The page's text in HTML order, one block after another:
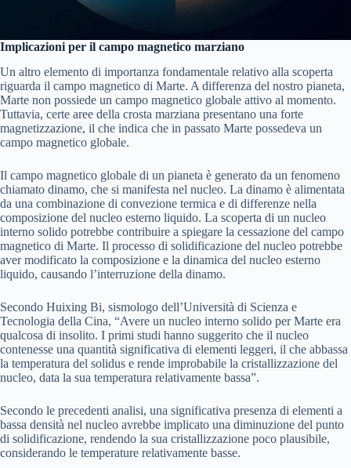
Implicazioni per il campo magnetico marziano
Un altro elemento di importanza fondamentale relativo alla scoperta
riguarda il campo magnetico di Marte. A differenza del nostro pianeta,
Marte non possiede un campo magnetico globale attivo al momento.
Tuttavia, certe aree della crosta marziana presentano una forte
magnetizzazione, il che indica che in passato Marte possedeva un
campo magnetico globale.
Il campo magnetico globale di un pianeta è generato da un fenomeno
chiamato dinamo, che si manifesta nel nucleo. La dinamo è alimentata
da una combinazione di convezione termica e di differenze nella
composizione del nucleo esterno liquido. La scoperta di un nucleo
interno solido potrebbe contribuire a spiegare la cessazione del campo
magnetico di Marte. Il processo di solidificazione del nucleo potrebbe
aver modificato la composizione e la dinamica del nucleo esterno
liquido, causando l’interruzione della dinamo.
Secondo Huixing Bi, sismologo dell’Università di Scienza e
Tecnologia della Cina, “Avere un nucleo interno solido per Marte era
qualcosa di insolito. I primi studi hanno suggerito che il nucleo
contenesse una quantità significativa di elementi leggeri, il che abbassa
la temperatura del solidus e rende improbabile la cristallizzazione del
nucleo, data la sua temperatura relativamente bassa”.
Secondo le precedenti analisi, una significativa presenza di elementi a
bassa densità nel nucleo avrebbe implicato una diminuzione del punto
di solidificazione, rendendo la sua cristallizzazione poco plausibile,
considerando le temperature relativamente basse.